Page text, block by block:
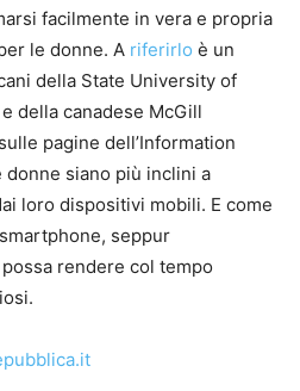
facilmente in vera e propria
le donne. A riferirlo è un
della State University of
della canadese McGill
pagine dell’Information
donne siano più inclini a
loro dispositivi mobili. E come
seppur
rendere col tempo